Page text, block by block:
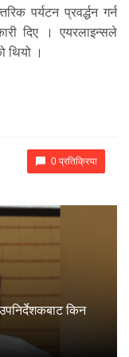
पर्यटन प्रवर्द्धन गर्न
दिए । एयरलाइन्सले
थियो ।
0 प्रतिक्रिया
किन